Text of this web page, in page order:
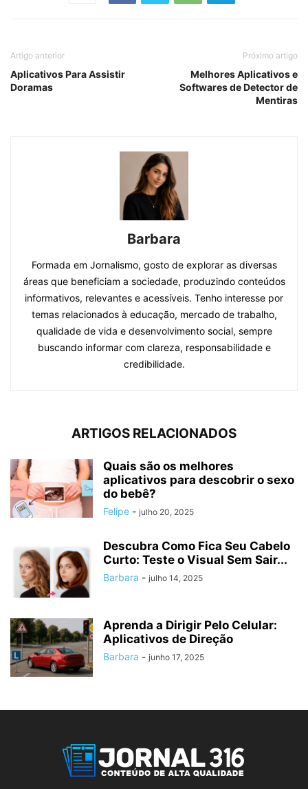
Artigo anterior
Aplicativos Para Assistir
Doramas
Próximo artigo
Melhores Aplicativos e
Softwares de Detector de
Mentiras
Barbara
Formada em Jornalismo, gosto de explorar as diversas
áreas que beneficiam a sociedade, produzindo conteúdos
informativos, relevantes e acessíveis. Tenho interesse por
temas relacionados à educação, mercado de trabalho,
qualidade de vida e desenvolvimento social, sempre
buscando informar com clareza, responsabilidade e
credibilidade.
ARTIGOS RELACIONADOS
Quais são os melhores
aplicativos para descobrir o sexo
do bebê?
Felipe - julho 20, 2025
Descubra Como Fica Seu Cabelo
Curto: Teste o Visual Sem Sair...
Barbara - julho 14, 2025
Aprenda a Dirigir Pelo Celular:
Aplicativos de Direção
Barbara - junho 17, 2025